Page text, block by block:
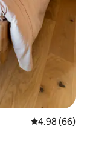
Calificación
4.98 (66)